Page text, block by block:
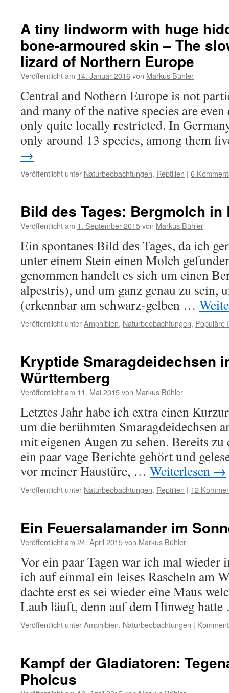
A tiny lindworm with huge
bone-armoured skin – The
lizard of Northern Europe
Veröffentlicht am 14. Januar 2016von Markus Bühler
Central and Nothern Europe is not
and many of the native species are
only quite locally restricted. In
only around 13 species, among them
→
Veröffentlicht unter Naturbeobachtungen, Reptilien | 6
Bild des Tages: Bergmolch in
Veröffentlicht am 1. September 2015von Markus Bühler
Ein spontanes Bild des Tages, da ich
unter einem Stein einen Molch
genommen handelt es sich um einen
alpestris), und um ganz genau zu sein,
(erkennbar am schwarz-gelben …
Veröffentlicht unterAmphibien, Naturbeobachtungen, Populäre
Kryptide Smaragdeidechsen
Württemberg
Veröffentlicht am 11. Mai 2015von Markus Bühler
Letztes Jahr habe ich extra einen
um die berühmten Smaragdeidechsen
mit eigenen Augen zu sehen. Bereits
ein paar vage Berichte gehört und
vor meiner Haustüre, … Weiterlesen →
Veröffentlicht unter Naturbeobachtungen, Reptilien | 12
Ein Feuersalamander im
Veröffentlicht am 24. April 2015von Markus Bühler
Vor ein paar Tagen war ich mal wieder
ich auf einmal ein leises Rascheln am
dachte erst es sei wieder eine Maus
Laub läuft, denn auf dem Hinweg
Veröffentlicht unterAmphibien, Naturbeobachtungen |
Kampf der Gladiatoren:
Pholcus